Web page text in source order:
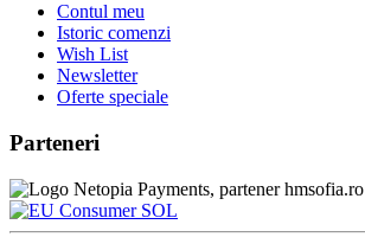
Contul meu
Istoric comenzi
Wish List
Newsletter
Oferte speciale
Parteneri